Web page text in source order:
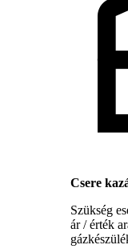
Csere
Szükség
ár / érték